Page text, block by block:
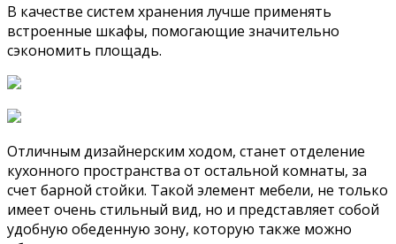
В качестве систем хранения лучше применять
встроенные шкафы, помогающие значительно
сэкономить площадь.
Отличным дизайнерским ходом, станет отделение
кухонного пространства от остальной комнаты, за
счет барной стойки. Такой элемент мебели, не только
имеет очень стильный вид, но и представляет собой
удобную обеденную зону, которую также можно